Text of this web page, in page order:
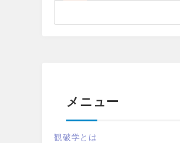
メニュー
観破学とは